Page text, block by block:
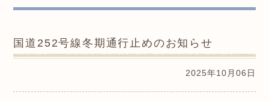
国道252号線冬期通行止めのお知らせ
2025年10月06日